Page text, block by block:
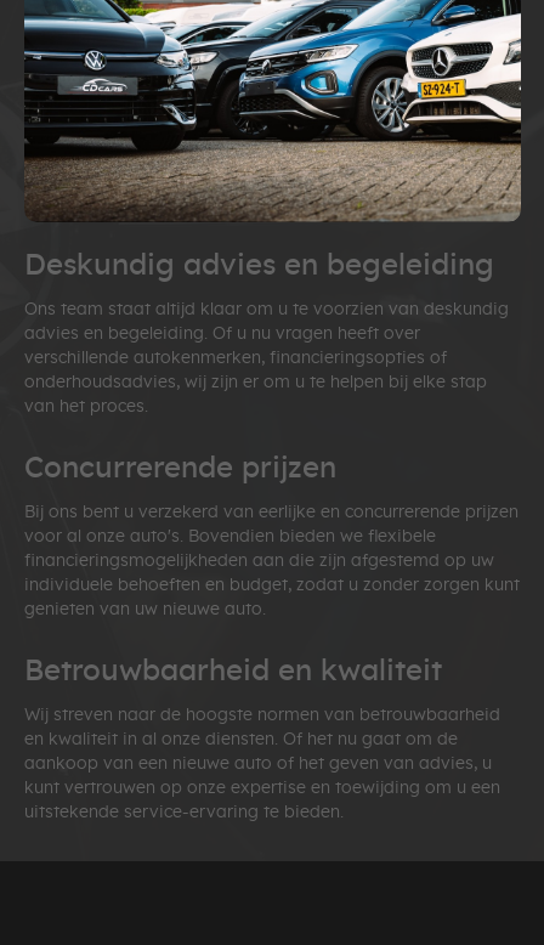
Deskundig advies en begeleiding
Ons team staat altijd klaar om u te voorzien van deskundig
advies en begeleiding. Of u nu vragen heeft over
verschillende autokenmerken, financieringsopties of
onderhoudsadvies, wij zijn er om u te helpen bij elke stap
van het proces.
Concurrerende prijzen
Bij ons bent u verzekerd van eerlijke en concurrerende prijzen
voor al onze auto's. Bovendien bieden we flexibele
financieringsmogelijkheden aan die zijn afgestemd op uw
individuele behoeften en budget, zodat u zonder zorgen kunt
genieten van uw nieuwe auto.
Betrouwbaarheid en kwaliteit
Wij streven naar de hoogste normen van betrouwbaarheid
en kwaliteit in al onze diensten. Of het nu gaat om de
aankoop van een nieuwe auto of het geven van advies, u
kunt vertrouwen op onze expertise en toewijding om u een
uitstekende service-ervaring te bieden.